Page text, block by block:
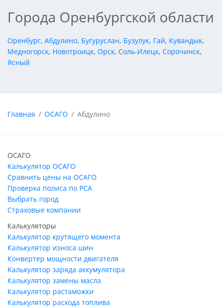
Города Оренбургской области
Оренбург, Абдулино, Бугуруслан, Бузулук, Гай, Кувандык,
Медногорск, Новотроицк, Орск, Соль-Илецк, Сорочинск,
Ясный
Главная ОСАГО Абдулино
ОСАГО
Калькулятор ОСАГО
Сравнить цены на ОСАГО
Проверка полиса по РСА
Выбрать город
Страховые компании
Калькуляторы
Калькулятор крутящего момента
Калькулятор износа шин
Конвертер мощности двигателя
Калькулятор заряда аккумулятора
Калькулятор замены масла
Калькулятор растаможки
Калькулятор расхода топлива